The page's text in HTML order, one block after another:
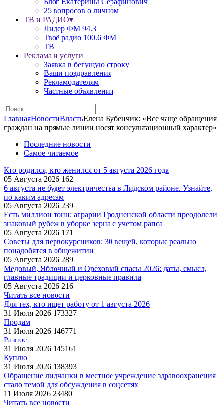
Блог Екатерины Серафинович
25 вопросов о личном
ТВ и РАДИО▾
Лидер ФМ 94.3
Твоё радио 100.6 ФМ
ТВ
Реклама и услуги
Заявка в бегущую строку
Ваши поздравления
Рекламодателям
Частные объявления
ГлавнаяНовостиВластьЕлена Бубенчик: «Все чаще обращения
граждан на прямые линии носят консультационный характер»
Последние новости
Самое читаемое
Кто родился, кто женился от 5 августа 2026 года
05 Августа 2026 162
6 августа не будет электричества в Лидском районе. Узнайте,
по каким адресам
05 Августа 2026 239
Есть миллион тонн: аграрии Гродненской области преодолели
знаковый рубеж в уборке зерна с учетом рапса
05 Августа 2026 171
Советы для первокурсников: 30 вещей, которые реально
понадобятся в общежитии
05 Августа 2026 289
Медовый, Яблочный и Ореховый спасы 2026: даты, смысл,
главные традиции и церковные правила
05 Августа 2026 216
Читать все новости
Для тех, кто ищет работу от 1 августа 2026
31 Июля 2026 173327
Продам
31 Июля 2026 146771
Разное
31 Июля 2026 145161
Куплю
31 Июля 2026 138393
Обращение лидчанки в местное учреждение здравоохранения
стало темой для обсуждения в соцсетях
11 Июля 2026 23480
Читать все новости